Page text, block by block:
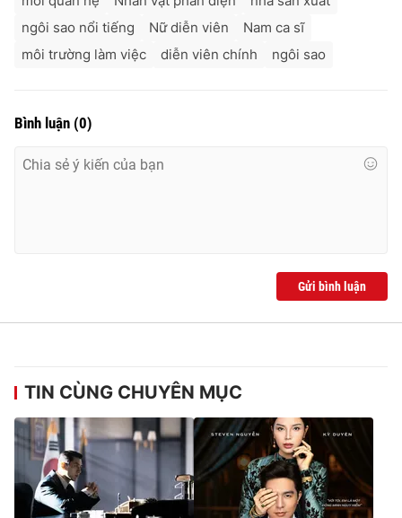
ngôi sao nổi tiếng
Nữ diễn viên
Nam ca sĩ
môi trường làm việc
diễn viên chính ngôi sao
Bình luận (0)
Gửi bình luận
TIN CÙNG CHUYÊN MỤC